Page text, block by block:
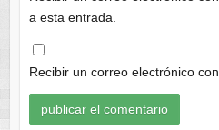
a esta entrada.
Recibir un correo electrónico